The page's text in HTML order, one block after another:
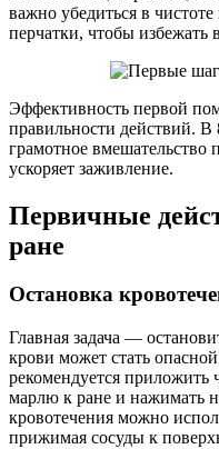
важно убедиться в
перчатки, чтобы
Эффективность первой
правильности действий. В
грамотное вмешательство
ускоряет заживление.
Первичные
ране
Остановка
Главная задача —
крови может стать
рекомендуется приложить
марлю к ране и нажимать
кровотечения можно
прижимая сосуды к